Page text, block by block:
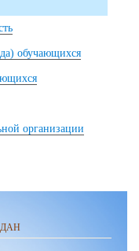
обучающихся
организации